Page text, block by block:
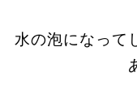
水の泡になって